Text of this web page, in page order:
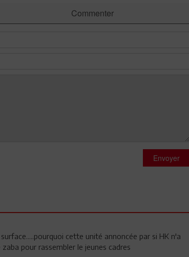
Commenter
Envoyer
cette unité annoncée par si HK n'a
pour rassembler le jeunes cadres